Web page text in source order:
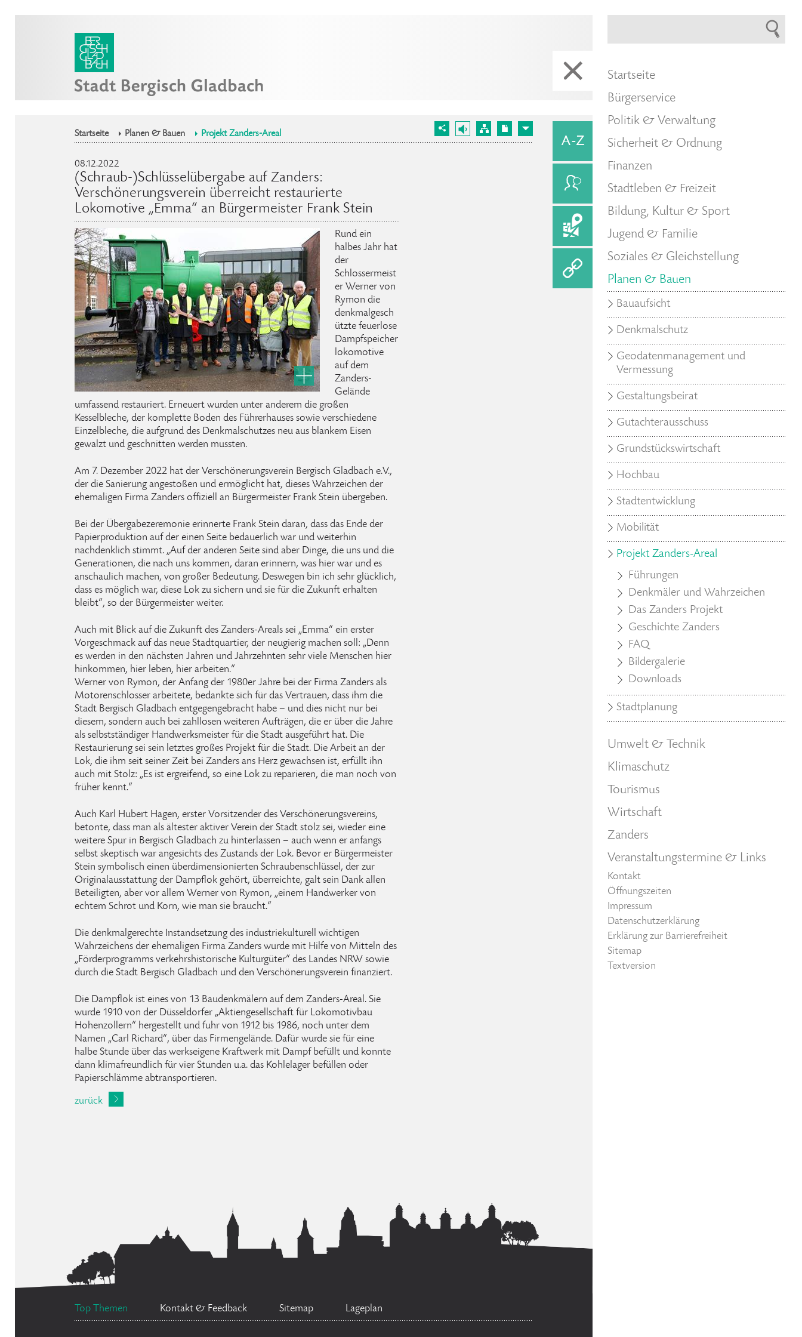
Startseite Planen & Bauen Projekt Zanders-Areal
08.12.2022
(Schraub-)Schlüsselübergabe auf Zanders:
Verschönerungsverein überreicht restaurierte
Lokomotive „Emma“ an Bürgermeister Frank Stein
Rund ein
halbes Jahr hat
der
Schlossermeist
er Werner von
Rymon die
denkmalgesch
ützte feuerlose
Dampfspeicher
lokomotive
auf dem
Zanders-
Gelände
umfassend restauriert. Erneuert wurden unter anderem die großen
Kesselbleche, der komplette Boden des Führerhauses sowie verschiedene
Einzelbleche, die aufgrund des Denkmalschutzes neu aus blankem Eisen
gewalzt und geschnitten werden mussten.
Am 7. Dezember 2022 hat der Verschönerungsverein Bergisch Gladbach e.V.,
der die Sanierung angestoßen und ermöglicht hat, dieses Wahrzeichen der
ehemaligen Firma Zanders offiziell an Bürgermeister Frank Stein übergeben.
Bei der Übergabezeremonie erinnerte Frank Stein daran, dass das Ende der
Papierproduktion auf der einen Seite bedauerlich war und weiterhin
nachdenklich stimmt. „Auf der anderen Seite sind aber Dinge, die uns und die
Generationen, die nach uns kommen, daran erinnern, was hier war und es
anschaulich machen, von großer Bedeutung. Deswegen bin ich sehr glücklich,
dass es möglich war, diese Lok zu sichern und sie für die Zukunft erhalten
bleibt“, so der Bürgermeister weiter.
Auch mit Blick auf die Zukunft des Zanders-Areals sei „Emma“ ein erster
Vorgeschmack auf das neue Stadtquartier, der neugierig machen soll: „Denn
es werden in den nächsten Jahren und Jahrzehnten sehr viele Menschen hier
hinkommen, hier leben, hier arbeiten.“
Werner von Rymon, der Anfang der 1980er Jahre bei der Firma Zanders als
Motorenschlosser arbeitete, bedankte sich für das Vertrauen, dass ihm die
Stadt Bergisch Gladbach entgegengebracht habe – und dies nicht nur bei
diesem, sondern auch bei zahllosen weiteren Aufträgen, die er über die Jahre
als selbstständiger Handwerksmeister für die Stadt ausgeführt hat. Die
Restaurierung sei sein letztes großes Projekt für die Stadt. Die Arbeit an der
Lok, die ihm seit seiner Zeit bei Zanders ans Herz gewachsen ist, erfüllt ihn
auch mit Stolz: „Es ist ergreifend, so eine Lok zu reparieren, die man noch von
früher kennt.“
Auch Karl Hubert Hagen, erster Vorsitzender des Verschönerungsvereins,
betonte, dass man als ältester aktiver Verein der Stadt stolz sei, wieder eine
weitere Spur in Bergisch Gladbach zu hinterlassen – auch wenn er anfangs
selbst skeptisch war angesichts des Zustands der Lok. Bevor er Bürgermeister
Stein symbolisch einen überdimensionierten Schraubenschlüssel, der zur
Originalausstattung der Dampflok gehört, überreichte, galt sein Dank allen
Beteiligten, aber vor allem Werner von Rymon, „einem Handwerker von
echtem Schrot und Korn, wie man sie braucht.“
Die denkmalgerechte Instandsetzung des industriekulturell wichtigen
Wahrzeichens der ehemaligen Firma Zanders wurde mit Hilfe von Mitteln des
„Förderprogramms verkehrshistorische Kulturgüter“ des Landes NRW sowie
durch die Stadt Bergisch Gladbach und den Verschönerungsverein finanziert.
Die Dampflok ist eines von 13 Baudenkmälern auf dem Zanders-Areal. Sie
wurde 1910 von der Düsseldorfer „Aktiengesellschaft für Lokomotivbau
Hohenzollern“ hergestellt und fuhr von 1912 bis 1986, noch unter dem
Namen „Carl Richard“, über das Firmengelände. Dafür wurde sie für eine
halbe Stunde über das werkseigene Kraftwerk mit Dampf befüllt und konnte
dann klimafreundlich für vier Stunden u.a. das Kohlelager befüllen oder
Papierschlämme abtransportieren.
zurück
Top Themen Kontakt & Feedback Sitemap Lageplan
Startseite
Bürgerservice
Politik & Verwaltung
Sicherheit & Ordnung
Finanzen
Stadtleben & Freizeit
Bildung, Kultur & Sport
Jugend & Familie
Soziales & Gleichstellung
Planen & Bauen
Bauaufsicht
Denkmalschutz
Geodatenmanagement und
Vermessung
Gestaltungsbeirat
Gutachterausschuss
Grundstückswirtschaft
Hochbau
Stadtentwicklung
Mobilität
Projekt Zanders-Areal
Führungen
Denkmäler und Wahrzeichen
Das Zanders Projekt
Geschichte Zanders
FAQ
Bildergalerie
Downloads
Stadtplanung
Umwelt & Technik
Klimaschutz
Tourismus
Wirtschaft
Zanders
Veranstaltungstermine & Links
Kontakt
Öffnungszeiten
Impressum
Datenschutzerklärung
Erklärung zur Barrierefreiheit
Sitemap
Textversion